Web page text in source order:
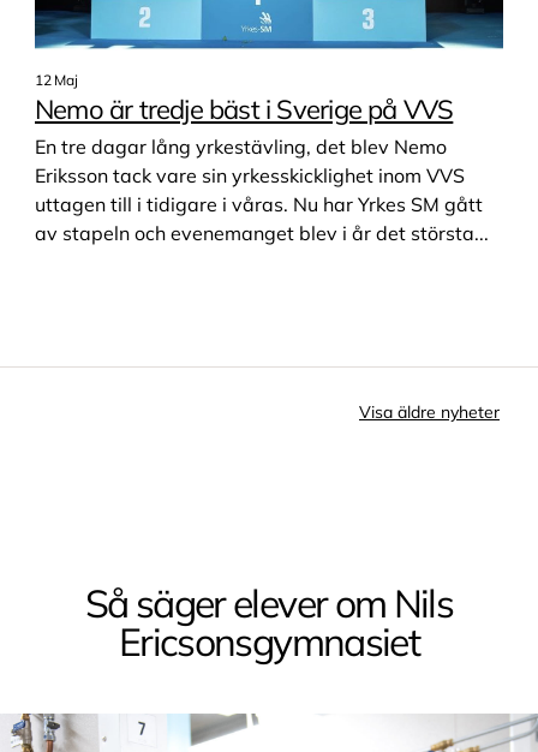
12 Maj
Nemo är tredje bäst i Sverige på VVS
En tre dagar lång yrkestävling, det blev Nemo
Eriksson tack vare sin yrkesskicklighet inom VVS
uttagen till i tidigare i våras. Nu har Yrkes SM gått
av stapeln och evenemanget blev i år det största...
Visa äldre nyheter
Så säger elever om Nils
Ericsonsgymnasiet